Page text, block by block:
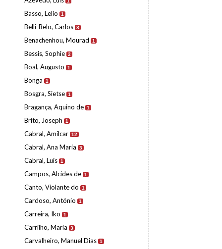
Basso, Lelio 1
Belli-Belo, Carlos 8
Benachenhou, Mourad 1
Bessis, Sophie 2
Boal, Augusto 1
Bonga 1
Bosgra, Sietse 1
Bragança, Aquino de 1
Brito, Joseph 1
Cabral, Amílcar 12
Cabral, Ana Maria 3
Cabral, Luís 1
Campos, Alcides de 1
Canto, Violante do 1
Cardoso, António 1
Carreira, Iko 1
Carrilho, Maria 3
Carvalheiro, Manuel Dias 1